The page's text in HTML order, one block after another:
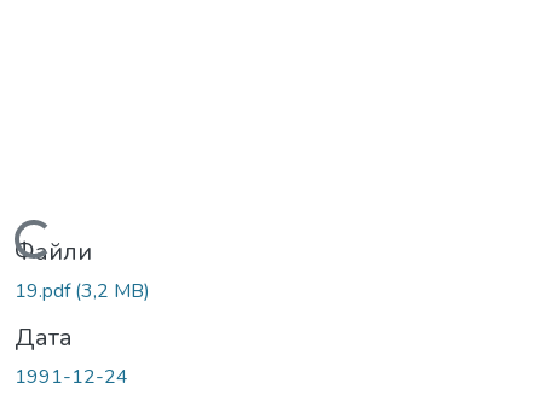
Вантажиться...
Файли
19.pdf(3,2 MB)
Дата
1991-12-24